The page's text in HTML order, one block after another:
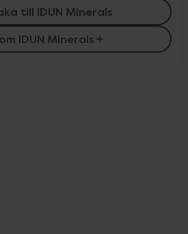
till IDUN Minerals
IDUN Minerals